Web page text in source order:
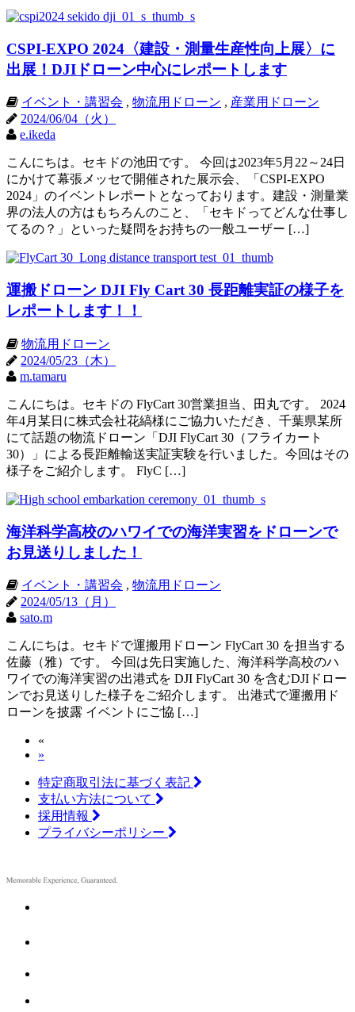
CSPI-EXPO 2024〈建設・測量生産性向上展〉に
出展！DJIドローン中心にレポートします
イベント・講習会 , 物流用ドローン , 産業用ドローン
2024/06/04（火）
e.ikeda
こんにちは。セキドの池田です。 今回は2023年5月22～24日
にかけて幕張メッセで開催された展示会、「CSPI-EXPO
2024」のイベントレポートとなっております。建設・測量業
界の法人の方はもちろんのこと、「セキドってどんな仕事し
てるの？」といった疑問をお持ちの一般ユーザー […]
運搬ドローン DJI Fly Cart 30 長距離実証の様子を
レポートします！！
物流用ドローン
2024/05/23（木）
m.tamaru
こんにちは。セキドの FlyCart 30営業担当、田丸です。 2024
年4月某日に株式会社花縞様にご協力いただき、千葉県某所
にて話題の物流ドローン「DJI FlyCart 30（フライカート
30）」による長距離輸送実証実験を行いました。今回はその
様子をご紹介します。 FlyC […]
海洋科学高校のハワイでの海洋実習をドローンで
お見送りしました！
イベント・講習会 , 物流用ドローン
2024/05/13（月）
sato.m
こんにちは。セキドで運搬用ドローン FlyCart 30 を担当する
佐藤（雅）です。 今回は先日実施した、海洋科学高校のハ
ワイでの海洋実習の出港式を DJI FlyCart 30 を含むDJIドロー
ンでお見送りした様子をご紹介します。 出港式で運搬用ド
ローンを披露 イベントにご協 […]
«
»
特定商取引法に基づく表記
支払い方法について
採用情報
プライバシーポリシー